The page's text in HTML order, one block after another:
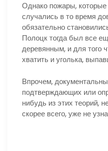
Однако пожары, которые
случались в то время
обязательно
Полоцк тогда был все
деревянным, и для того
хватить и уголька,
Впрочем,
подтверждающих или
нибудь из этих теорий,
скорее всего, уже не